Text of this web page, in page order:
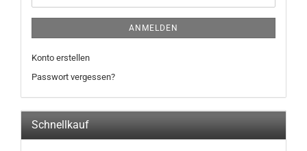
ANMELDEN
Konto erstellen
Passwort vergessen?
Schnellkauf